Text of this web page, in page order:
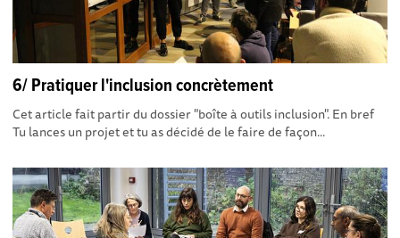
6/ Pratiquer l'inclusion concrètement
Cet article fait partir du dossier "boîte à outils inclusion". En bref
Tu lances un projet et tu as décidé de le faire de façon...